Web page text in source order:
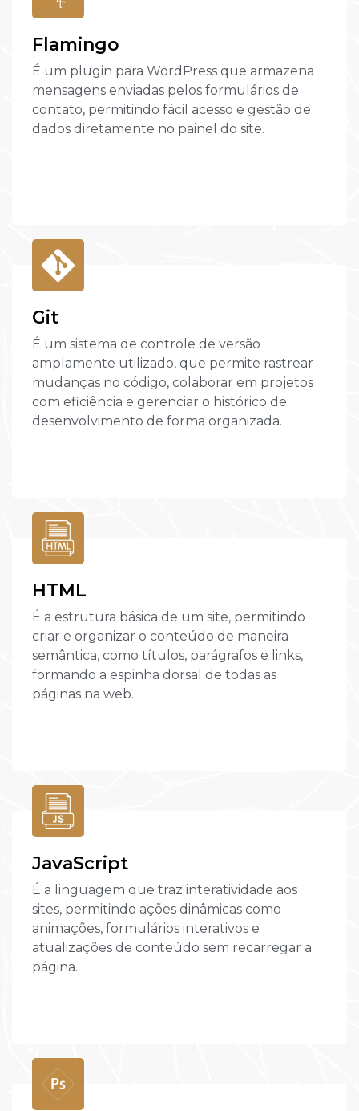
Flamingo
É um plugin para WordPress que armazena
mensagens enviadas pelos formulários de
contato, permitindo fácil acesso e gestão de
dados diretamente no painel do site.
Git
É um sistema de controle de versão
amplamente utilizado, que permite rastrear
mudanças no código, colaborar em projetos
com eficiência e gerenciar o histórico de
desenvolvimento de forma organizada.
HTML
É a estrutura básica de um site, permitindo
criar e organizar o conteúdo de maneira
semântica, como títulos, parágrafos e links,
formando a espinha dorsal de todas as
páginas na web..
JavaScript
É a linguagem que traz interatividade aos
sites, permitindo ações dinâmicas como
animações, formulários interativos e
atualizações de conteúdo sem recarregar a
página.